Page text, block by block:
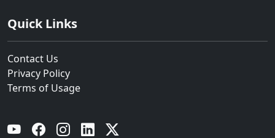
Quick Links
Contact Us
Privacy Policy
Terms of Usage
YouTube Facebook Instagram Linkedin